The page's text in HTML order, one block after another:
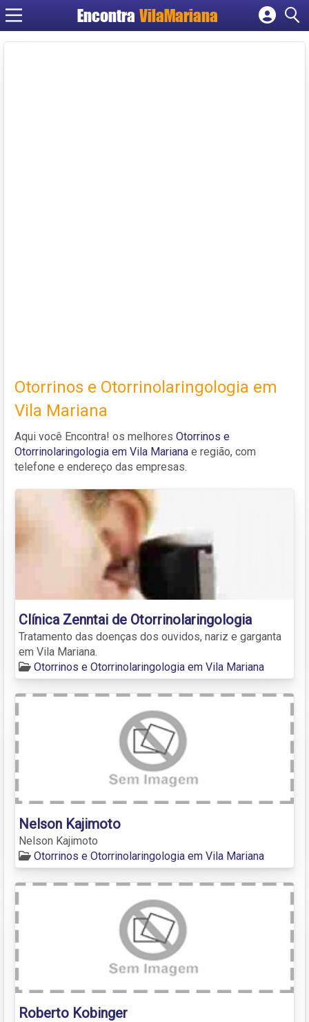
EncontraVilaMariana
Cadastrar empresa
Otorrinos e Otorrinolaringologia em
Vila Mariana
Aqui você Encontra! os melhores Otorrinos e
Otorrinolaringologia em Vila Mariana e região, com
telefone e endereço das empresas.
Clínica Zenntai de Otorrinolaringologia
Tratamento das doenças dos ouvidos, nariz e garganta
em Vila Mariana.
Otorrinos e Otorrinolaringologia em Vila Mariana
Nelson Kajimoto
Nelson Kajimoto
Otorrinos e Otorrinolaringologia em Vila Mariana
Roberto Kobinger